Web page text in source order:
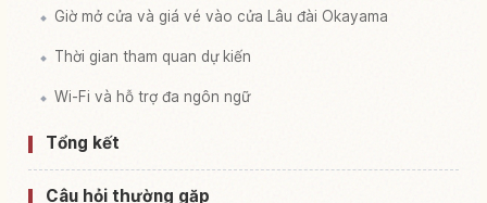
Giờ mở cửa và giá vé vào cửa Lâu đài Okayama
Thời gian tham quan dự kiến
Wi-Fi và hỗ trợ đa ngôn ngữ
Tổng kết
Câu hỏi thường gặp